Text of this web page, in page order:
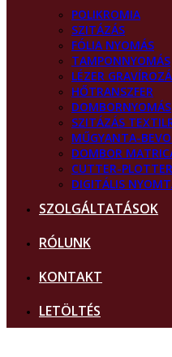
POLIKROMIA
SZITÁZÁS
FÓLIA NYOMÁS
TAMPONNYOMÁS
LÉZER
HŐTRANSZFER
DOMBORNYOMÁS
SZITÁZÁS
MŰGYANTA-
DOMBOR
CUTTER-
DIGITÁLIS
SZOLGÁLTATÁSOK
RÓLUNK
KONTAKT
LETÖLTÉS